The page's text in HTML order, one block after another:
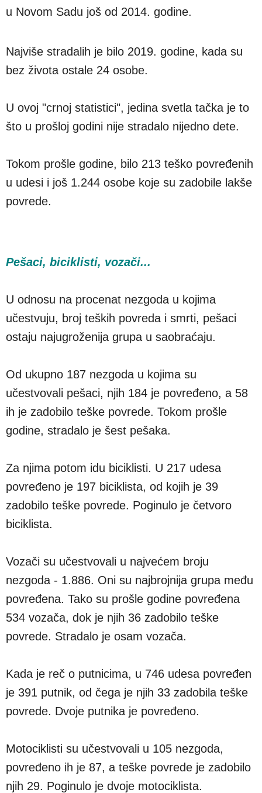
u Novom Sadu još od 2014. godine.
Najviše stradalih je bilo 2019. godine, kada su
bez života ostale 24 osobe.
U ovoj "crnoj statistici", jedina svetla tačka je to
što u prošloj godini nije stradalo nijedno dete.
Tokom prošle godine, bilo 213 teško povređenih
u udesi i još 1.244 osobe koje su zadobile lakše
povrede.
Pešaci, biciklisti, vozači...
U odnosu na procenat nezgoda u kojima
učestvuju, broj teških povreda i smrti, pešaci
ostaju najugroženija grupa u saobraćaju.
Od ukupno 187 nezgoda u kojima su
učestvovali pešaci, njih 184 je povređeno, a 58
ih je zadobilo teške povrede. Tokom prošle
godine, stradalo je šest pešaka.
Za njima potom idu biciklisti. U 217 udesa
povređeno je 197 biciklista, od kojih je 39
zadobilo teške povrede. Poginulo je četvoro
biciklista.
Vozači su učestvovali u najvećem broju
nezgoda - 1.886. Oni su najbrojnija grupa među
povređena. Tako su prošle godine povređena
534 vozača, dok je njih 36 zadobilo teške
povrede. Stradalo je osam vozača.
Kada je reč o putnicima, u 746 udesa povređen
je 391 putnik, od čega je njih 33 zadobila teške
povrede. Dvoje putnika je povređeno.
Motociklisti su učestvovali u 105 nezgoda,
povređeno ih je 87, a teške povrede je zadobilo
njih 29. Poginulo je dvoje motociklista.